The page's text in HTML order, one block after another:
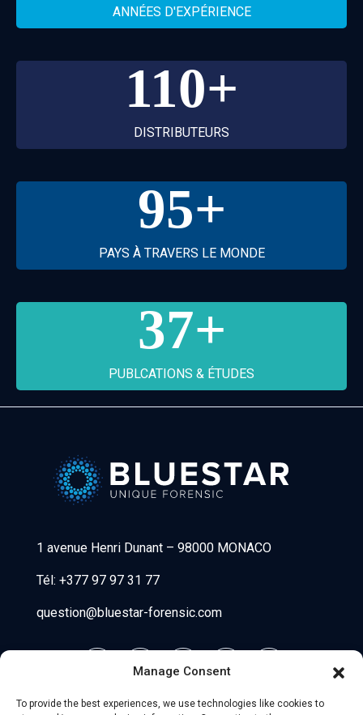
Manage Consent
To provide the best experiences, we use technologies like cookies to
ANNÉES D'EXPÉRIENCE
110+
DISTRIBUTEURS
95+
PAYS À TRAVERS LE MONDE
37+
PUBLCATIONS & ÉTUDES
1 avenue Henri Dunant – 98000 MONACO
Tél: +377 97 97 31 77
question@bluestar-forensic.com